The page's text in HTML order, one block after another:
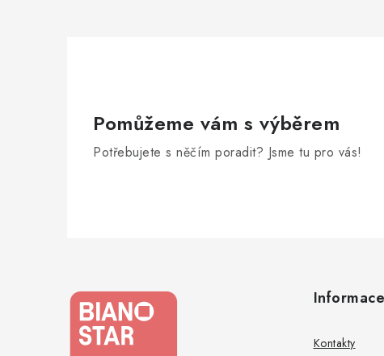
Pomůžeme vám s výběrem
Potřebujete s něčím poradit? Jsme tu pro vás!
Kontakty